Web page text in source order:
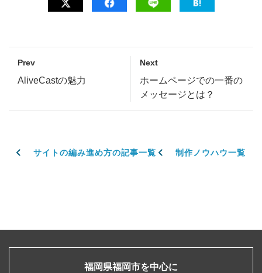
Prev
AliveCastの魅力
Next
ホームページでの一番の
メッセージとは？
サイトの編み進め方の記事一覧 制作ノウハウ一覧
福岡県福岡市を中心に